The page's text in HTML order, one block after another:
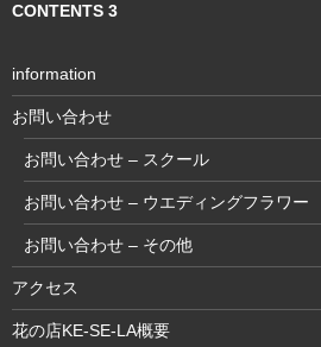
CONTENTS 3
information
お問い合わせ
お問い合わせ – スクール
お問い合わせ – ウエディングフラワー
お問い合わせ – その他
アクセス
花の店KE-SE-LA概要